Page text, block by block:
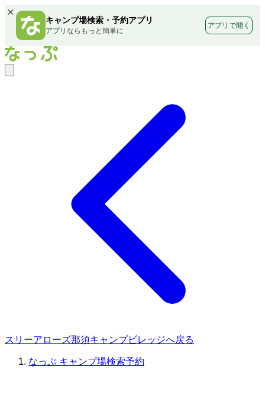
×
キャンプ場検索・予約アプリ
アプリならもっと簡単に
アプリで開く
スリーアローズ那須キャンプビレッジへ戻る
なっぷ キャンプ場検索予約